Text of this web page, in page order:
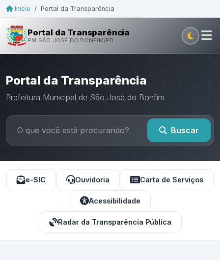
Início / Portal da Transparência
Portal da Transparência
PM SÃO JOSÉ DO BONFIM/PB
Portal da Transparência
Prefeitura Municipal de São José do Bonfim
Buscar
e-SIC Ouvidoria Carta de Serviços
Acessibilidade
Radar da Transparência Pública